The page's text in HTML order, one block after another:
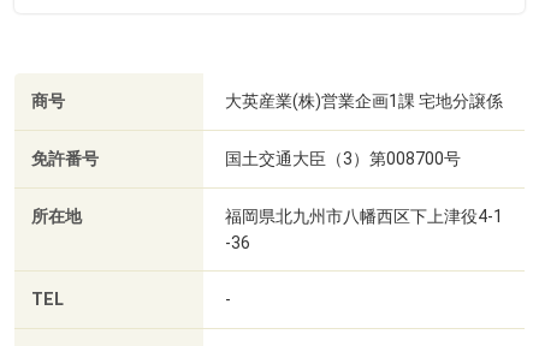
商号 大英産業(株)営業企画1課 宅地分譲係
免許番号 国土交通大臣（3）第008700号
所在地
福岡県北九州市八幡西区下上津役4-1
-36
TEL -